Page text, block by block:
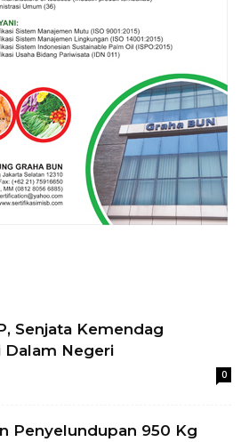
Senjata Kemendag
Negeri
0
Penyelundupan 950 Kg